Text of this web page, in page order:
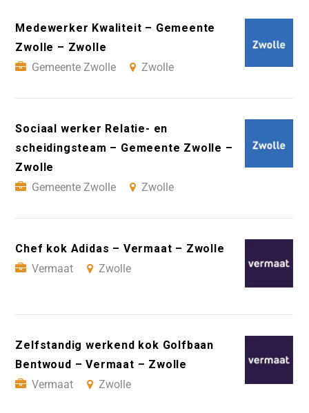
Medewerker Kwaliteit – Gemeente
Zwolle – Zwolle
Gemeente Zwolle
Zwolle
Sociaal werker Relatie- en
scheidingsteam – Gemeente Zwolle –
Zwolle
Gemeente Zwolle
Zwolle
Chef kok Adidas – Vermaat – Zwolle
Vermaat
Zwolle
Zelfstandig werkend kok Golfbaan
Bentwoud – Vermaat – Zwolle
Vermaat
Zwolle